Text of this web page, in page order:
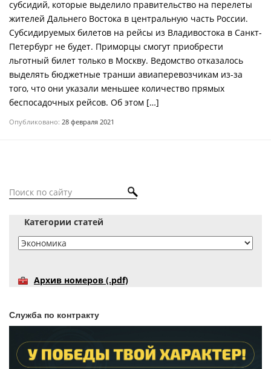
субсидий, которые выделило правительство на перелеты
жителей Дальнего Востока в центральную часть России.
Субсидируемых билетов на рейсы из Владивостока в Санкт-
Петербург не будет. Приморцы смогут приобрести
льготный билет только в Москву. Ведомство отказалось
выделять бюджетные транши авиаперевозчикам из-за
того, что они указали меньшее количество прямых
беспосадочных рейсов. Об этом […]
Опубликовано: 28 февраля 2021
Категории статей
Архив номеров (.pdf)
Служба по контракту